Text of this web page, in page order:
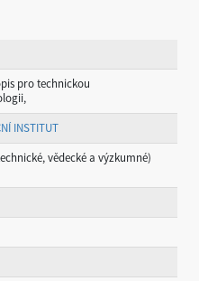
pro technickou
INSTITUT
vědecké a výzkumné)